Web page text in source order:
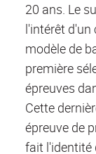
20 ans. Le
l'intérêt d'un
modèle de
première
épreuves
Cette
épreuve de
fait l'identité